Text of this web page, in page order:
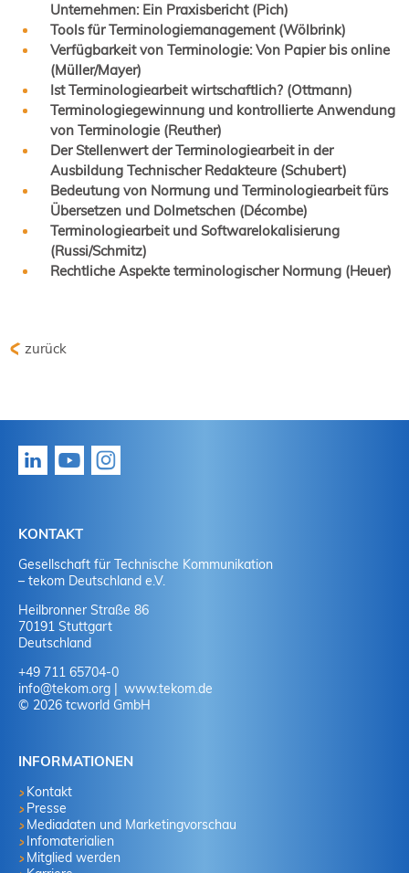
Unternehmen: Ein Praxisbericht (Pich)
Tools für Terminologiemanagement (Wölbrink)
Verfügbarkeit von Terminologie: Von Papier bis online
(Müller/Mayer)
Ist Terminologiearbeit wirtschaftlich? (Ottmann)
Terminologiegewinnung und kontrollierte Anwendung
von Terminologie (Reuther)
Der Stellenwert der Terminologiearbeit in der
Ausbildung Technischer Redakteure (Schubert)
Bedeutung von Normung und Terminologiearbeit fürs
Übersetzen und Dolmetschen (Décombe)
Terminologiearbeit und Softwarelokalisierung
(Russi/Schmitz)
Rechtliche Aspekte terminologischer Normung (Heuer)
zurück
KONTAKT
Gesellschaft für Technische Kommunikation
– tekom Deutschland e.V.
Heilbronner Straße 86
70191 Stuttgart
Deutschland
+49 711 65704-0
info@tekom.org
www.tekom.de
© 2026 tcworld GmbH
INFORMATIONEN
Kontakt
Presse
Mediadaten und Marketingvorschau
Infomaterialien
Mitglied werden